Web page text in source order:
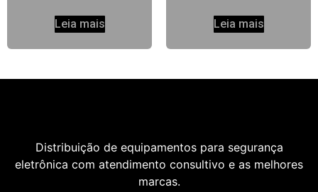
Leia mais Leia mais
Distribuição de equipamentos para segurança
eletrônica com atendimento consultivo e as melhores
marcas.